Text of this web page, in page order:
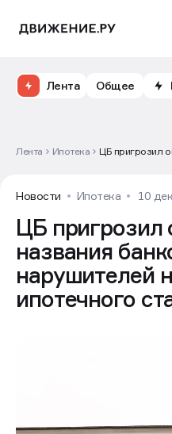
Лента Общее
Лента Ипотека
ЦБ пригрозил
Новости Ипотека 10
ЦБ пригрозил
названия
нарушителей
ипотечного